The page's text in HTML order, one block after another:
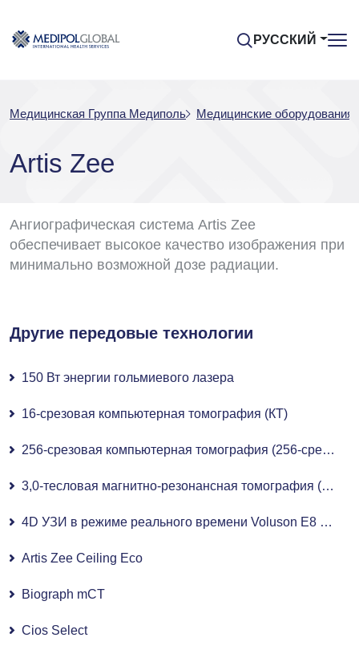
РУССКИЙ
Медицинская Группа Медиполь Медицинские оборудования
Artis Zee
Ангиографическая система Artis Zee
обеспечивает высокое качество изображения при
минимально возможной дозе радиации.
Другие передовые технологии
150 Вт энергии гольмиевого лазера
16-срезовая компьютерная томография (КТ)
256-срезовая компьютерная томография (256-срезовая КТ)
3,0-тесловая магнитно-резонансная томография (МРТ 3,0 Тл)
4D УЗИ в режиме реального времени Voluson E8 Expert
Artis Zee Ceiling Eco
Biograph mCT
Cios Select